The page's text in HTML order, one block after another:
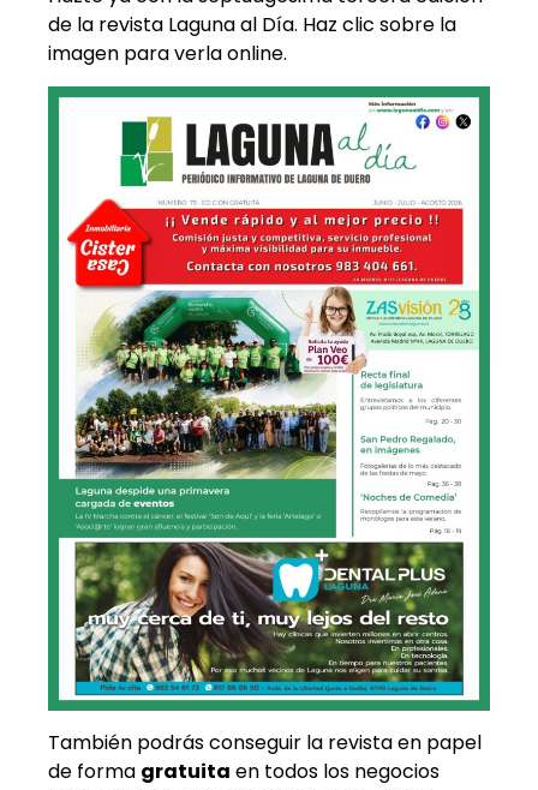
de la revista Laguna al Día. Haz clic sobre la
imagen para verla online.
También podrás conseguir la revista en papel
de forma gratuita en todos los negocios